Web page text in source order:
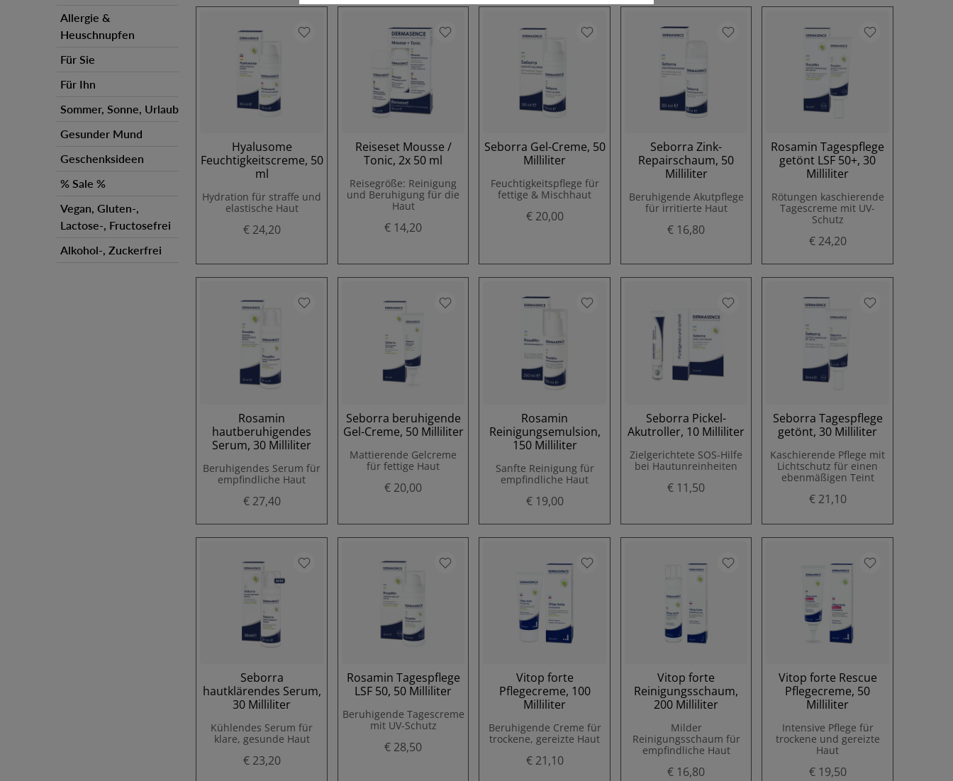
Allergie &
Heuschnupfen
Für Sie
Für Ihn
Sommer, Sonne, Urlaub
Gesunder Mund
Geschenksideen
% Sale %
Vegan, Gluten-,
Lactose-, Fructosefrei
Alkohol-, Zuckerfrei
Hyalusome
Feuchtigkeitscreme, 50
ml
Hydration für straffe und
elastische Haut
€ 24,20
Reiseset Mousse /
Tonic, 2x 50 ml
Reisegröße: Reinigung
und Beruhigung für die
Haut
€ 14,20
Seborra Gel-Creme, 50
Milliliter
Feuchtigkeitspflege für
fettige & Mischhaut
€ 20,00
Seborra Zink-
Repairschaum, 50
Milliliter
Beruhigende Akutpflege
für irritierte Haut
€ 16,80
Rosamin Tagespflege
getönt LSF 50+, 30
Milliliter
Rötungen kaschierende
Tagescreme mit UV-
Schutz
€ 24,20
Rosamin
hautberuhigendes
Serum, 30 Milliliter
Beruhigendes Serum für
empfindliche Haut
€ 27,40
Seborra beruhigende
Gel-Creme, 50 Milliliter
Mattierende Gelcreme
für fettige Haut
€ 20,00
Rosamin
Reinigungsemulsion,
150 Milliliter
Sanfte Reinigung für
empfindliche Haut
€ 19,00
Seborra Pickel-
Akutroller, 10 Milliliter
Zielgerichtete SOS-Hilfe
bei Hautunreinheiten
€ 11,50
Seborra Tagespflege
getönt, 30 Milliliter
Kaschierende Pflege mit
Lichtschutz für einen
ebenmäßigen Teint
€ 21,10
Seborra
hautklärendes Serum,
30 Milliliter
Kühlendes Serum für
klare, gesunde Haut
€ 23,20
Rosamin Tagespflege
LSF 50, 50 Milliliter
Beruhigende Tagescreme
mit UV-Schutz
€ 28,50
Vitop forte
Pflegecreme, 100
Milliliter
Beruhigende Creme für
trockene, gereizte Haut
€ 21,10
Vitop forte
Reinigungsschaum,
200 Milliliter
Milder
Reinigungsschaum für
empfindliche Haut
€ 16,80
Vitop forte Rescue
Pflegecreme, 50
Milliliter
Intensive Pflege für
trockene und gereizte
Haut
€ 19,50